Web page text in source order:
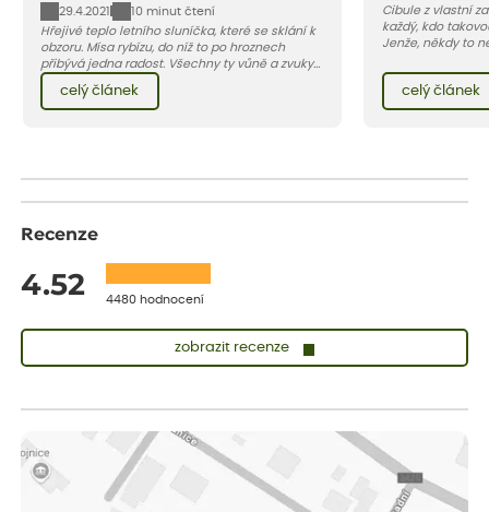
29.4.2021
10 minut čtení
Hřejivé teplo letního sluníčka, které se sklání k
obzoru. Mísa rybízu, do níž to po hroznech
přibývá jedna radost. Všechny ty vůně a zvuky
červencové zahrady. Sklizeň rybízu do kuchyně
vnese neuvěřitelný klid a radost. A taky trochu
bezstarostnosti dětství při mlsání babiččina
celý článek
Cibule z vlastní
každý, kdo
Jenže, někdy to
napadají larvy
květilky cibulové
celý článek
Recenze
4.52 4480 hodnocení
zobrazit recenze
Doporučuji. Naprostá spokojenost.
Marcela
ověřený nákup dnes